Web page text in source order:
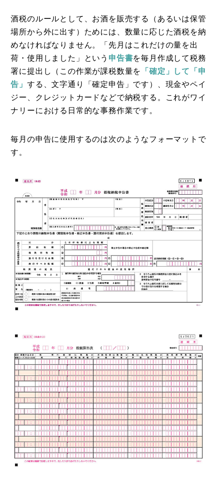
酒税のルールとして、お酒を販売する（あるいは保管
場所から外に出す）ためには、数量に応じた酒税を納
めなければなりません。「先月はこれだけの量を出
荷・使用しました」という 申告書を毎月作成して税務
署に提出し（この作業が課税数量を
「確定」して「申
告」 する、文字通り「確定申告」です）、現金やペイ
ジー、クレジットカードなどで納税する。これがワイ
ナリーにおける日常的な事務作業です。
毎月の申告に使用するのは次のようなフォーマットで
す。